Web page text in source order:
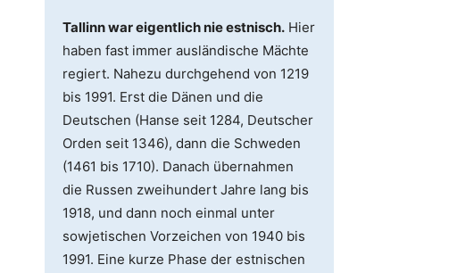
Tallinn war eigentlich nie estnisch. Hier
haben fast immer ausländische Mächte
regiert. Nahezu durchgehend von 1219
bis 1991. Erst die Dänen und die
Deutschen (Hanse seit 1284, Deutscher
Orden seit 1346), dann die Schweden
(1461 bis 1710). Danach übernahmen
die Russen zweihundert Jahre lang bis
1918, und dann noch einmal unter
sowjetischen Vorzeichen von 1940 bis
1991. Eine kurze Phase der estnischen